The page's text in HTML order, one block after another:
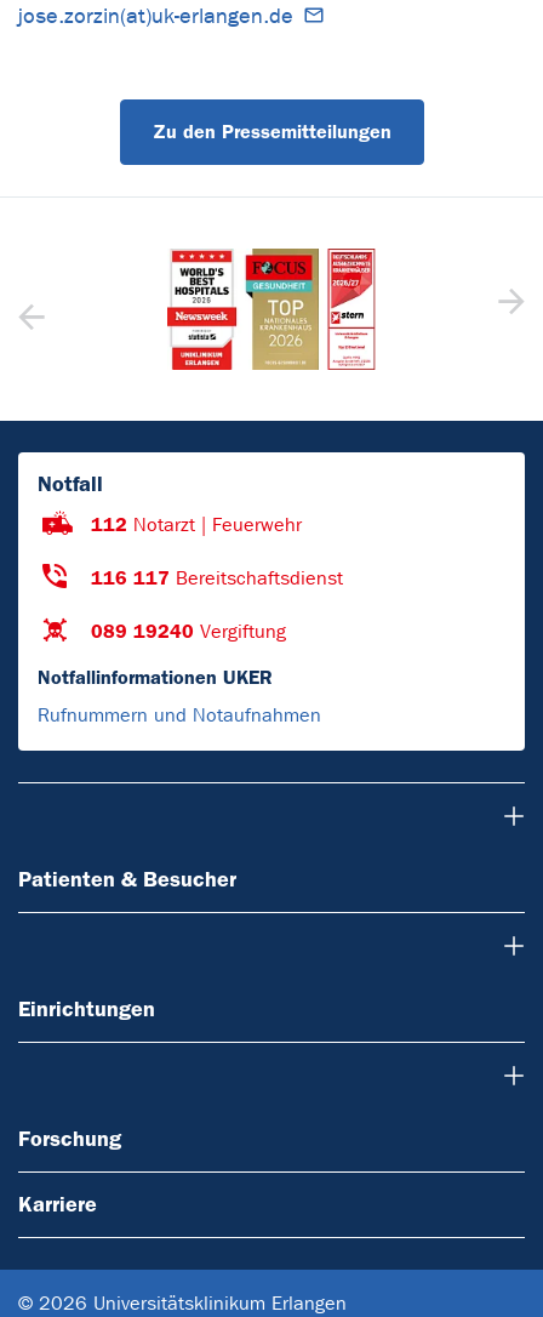
jose.zorzin(at)uk-erlangen.de
Zu den Pressemitteilungen
Notfall
112 Notarzt | Feuerwehr
116 117 Bereitschaftsdienst
089 19240 Vergiftung
Notfallinformationen UKER
Rufnummern und Notaufnahmen
Patienten & Besucher
Einrichtungen
Forschung
Karriere
© 2026 Universitätsklinikum Erlangen